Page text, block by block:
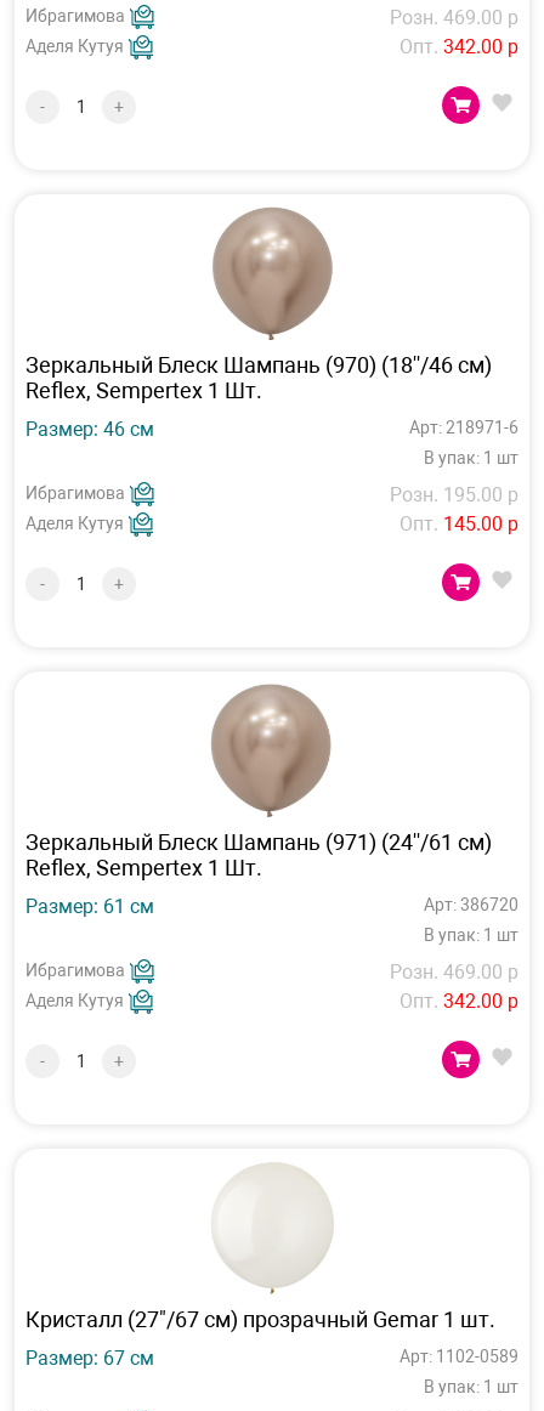
Ибрагимова
Аделя Кутуя
Розн. 469.00 р
Опт. 342.00 р
- +
Зеркальный Блеск Шампань (970) (18''/46 см)
Reflex, Sempertex 1 Шт.
Размер: 46 см
Арт: 218971-6
В упак: 1 шт
Ибрагимова
Аделя Кутуя
Розн. 195.00 р
Опт. 145.00 р
- +
Зеркальный Блеск Шампань (971) (24''/61 см)
Reflex, Sempertex 1 Шт.
Размер: 61 см
Арт: 386720
В упак: 1 шт
Ибрагимова
Аделя Кутуя
Розн. 469.00 р
Опт. 342.00 р
- +
Кристалл (27"/67 см) прозрачный Gemar 1 шт.
Размер: 67 см
Арт: 1102-0589
В упак: 1 шт